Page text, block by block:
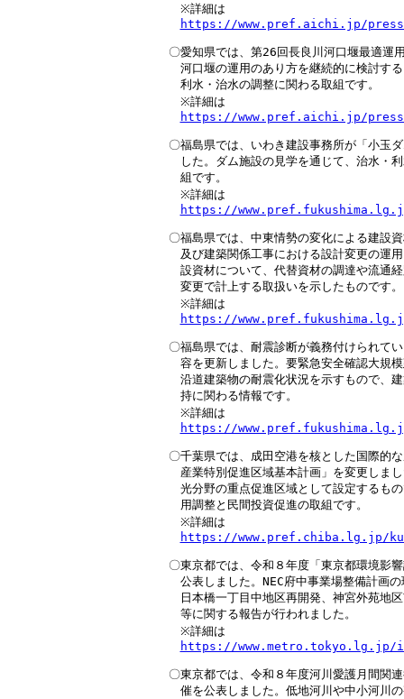
※詳細は
https://www.pref.aichi.jp/
〇愛知県では、第26回長良川河口堰最適運
河口堰の運用のあり方を継続的に検討す
利水・治水の調整に関わる取組です。
※詳細は
https://www.pref.aichi.jp/
〇福島県では、いわき建設事務所が「小玉
した。ダム施設の見学を通じて、治水・
組です。
※詳細は
https://
〇福島県では、中東情勢の変化による建設
及び建築関係工事における設計変更の運
設資材について、代替資材の調達や流通
変更で計上する取扱いを示したものです。
※詳細は
https://
〇福島県では、耐震診断が義務付けられて
容を更新しました。要緊急安全確認大規
沿道建築物の耐震化状況を示すもので、
持に関わる情報です。
※詳細は
https://
〇千葉県では、成田空港を核とした国際的
産業特別促進区域基本計画」を変更しま
光分野の重点促進区域として設定するも
用調整と民間投資促進の取組です。
※詳細は
https://www.pref.chiba.lg.jp/
〇東京都では、令和８年度「東京都環境影
公表しました。NEC府中事業場整備計画
日本橋一丁目中地区再開発、神宮外苑地
等に関する報告が行われました。
※詳細は
https://www.metro.tokyo.lg.jp/
〇東京都では、令和８年度河川愛護月間関
催を公表しました。低地河川や中小河川